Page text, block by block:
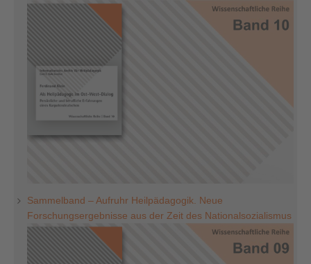
Sammelband – Aufruhr Heilpädagogik. Neue
Forschungsergebnisse aus der Zeit des Nationalsozialismus